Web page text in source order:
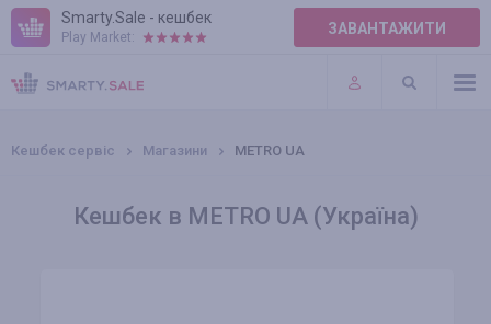
Smarty.Sale - кешбек
Play Market: ЗАВАНТАЖИТИ
ПРАВИЛА
ПЛАГІНИ
Кешбек сервіс Магазини METRO UA
Кешбек в METRO UA (Україна)